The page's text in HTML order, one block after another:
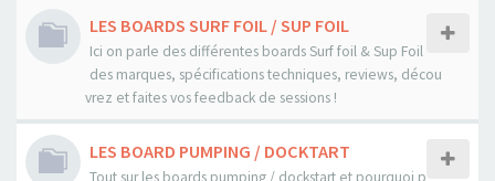
LES BOARDS SURF FOIL / SUP FOIL
Ici on parle des différentes boards Surf foil & Sup Foil
des marques, spécifications techniques, reviews, décou
vrez et faites vos feedback de sessions !
LES BOARD PUMPING / DOCKTART
Tout sur les boards pumping / dockstart et pourquoi p